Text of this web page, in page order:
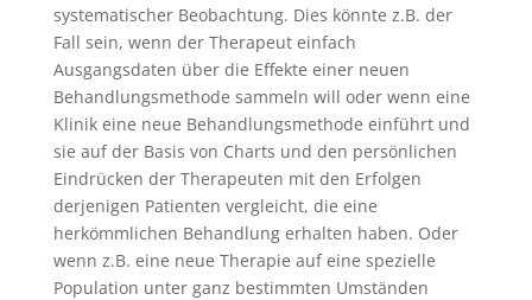
systematischer Beobachtung. Dies könnte z.B. der
Fall sein, wenn der Therapeut einfach
Ausgangsdaten über die Effekte einer neuen
Behandlungsmethode sammeln will oder wenn eine
Klinik eine neue Behandlungsmethode einführt und
sie auf der Basis von Charts und den persönlichen
Eindrücken der Therapeuten mit den Erfolgen
derjenigen Patienten vergleicht, die eine
herkömmlichen Behandlung erhalten haben. Oder
wenn z.B. eine neue Therapie auf eine spezielle
Population unter ganz bestimmten Umständen